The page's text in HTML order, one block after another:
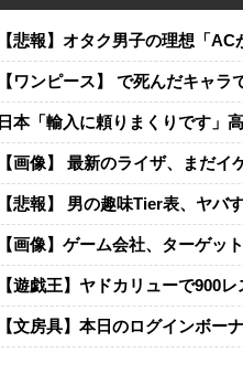
【悲報】オタク男子の理想「ACが
【ワンピース】 で死んだキャラ
日本「輸入に頼りまくりです」
【画像】 最新のライザ、まだイ
【悲報】 男の趣味Tier表、ヤバ
【画像】ゲーム会社、ターゲッ
【遊戯王】ヤドカリューで900
【文房具】本日のログインボー